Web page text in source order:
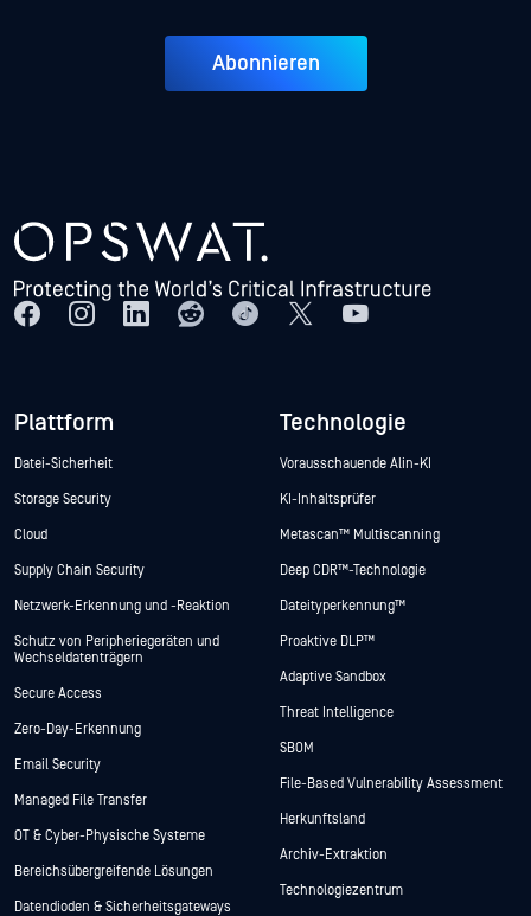
Abonnieren
Plattform
Datei-Sicherheit
Storage Security
Cloud
Supply Chain Security
Netzwerk-Erkennung und -Reaktion
Schutz von Peripheriegeräten und
Wechseldatenträgern
Secure Access
Zero-Day-Erkennung
Email Security
Managed File Transfer
OT & Cyber-Physische Systeme
Bereichsübergreifende Lösungen
Datendioden & Sicherheitsgateways
Technologie
Vorausschauende Alin-KI
KI-Inhaltsprüfer
Metascan™ Multiscanning
Deep CDR™-Technologie
Dateityperkennung™
Proaktive DLP™
Adaptive Sandbox
Threat Intelligence
SBOM
File-Based Vulnerability Assessment
Herkunftsland
Archiv-Extraktion
Technologiezentrum